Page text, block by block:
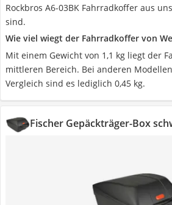
Rockbros A6-03BK Fahrradkoffer aus
sind.
Wie viel wiegt der Fahrradkoffer von
Mit einem Gewicht von 1,1 kg liegt der
mittleren Bereich. Bei anderen
Vergleich sind es lediglich 0,45 kg.
Fischer Gepäckträger-Box